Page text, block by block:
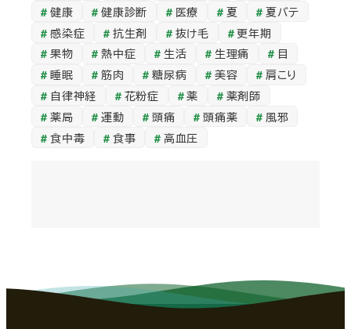
健康
健康診断 医療 夏
夏バテ
感染症
抗生剤 抜け毛
更年期
果物
熱中症 生活 生理痛
目
睡眠
筋肉 糖尿病 美容
肩こり
自律神経
花粉症 薬
薬剤師
薬局
運動 頭痛 頭痛薬
風邪
食中毒
食事 高血圧